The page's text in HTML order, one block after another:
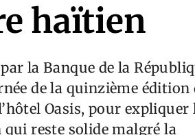
haïtien
la Banque de la
de la quinzième édition
Oasis, pour expliquer
reste solide malgré la